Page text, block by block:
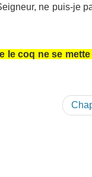
ne puis-je
le coq ne se mette